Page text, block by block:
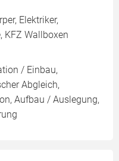
Elektriker,
KFZ Wallboxen
/ Einbau,
Abgleich,
Aufbau / Auslegung,